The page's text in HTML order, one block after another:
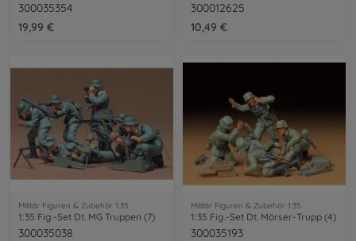
300035354
19,99 €
300012625
10,49 €
Militär Figuren & Zubehör 1:35
1:35 Fig.-Set Dt. MG Truppen (7)
300035038
Militär Figuren & Zubehör 1:35
1:35 Fig.-Set Dt. Mörser-Trupp (4)
300035193